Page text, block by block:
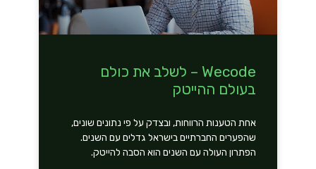
Wecode – לשלב את כולם
בעולם ההייטק
אחת הטענות הרווחות, ובצדק על פי נתונים שונים,
שהפערים החברתיים בישראל גדלים עם השנים.
הפתרון העולה עם השנים הוא הסבה להייטק.